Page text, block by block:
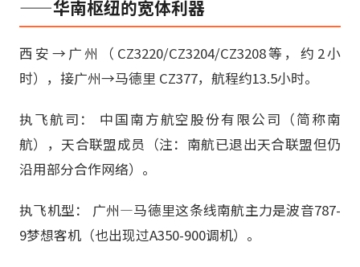
——华南枢纽的宽体利器
西安→广州（CZ3220/CZ3204/CZ3208等，约2小
时），接广州→马德里 CZ377，航程约13.5小时。
执飞航司： 中国南方航空股份有限公司（简称南
航），天合联盟成员（注：南航已退出天合联盟但仍
沿用部分合作网络）。
执飞机型： 广州—马德里这条线南航主力是波音787-
9梦想客机（也出现过A350-900调机）。